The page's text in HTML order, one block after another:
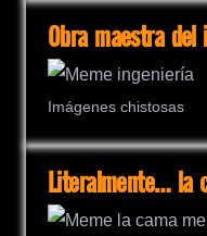
Obra maestra del
Imágenes chistosas
Literalmente… la